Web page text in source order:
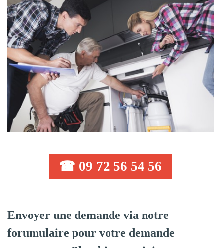
☎ 09 72 56 54 56
Envoyer une demande via notre
forumulaire pour votre demande